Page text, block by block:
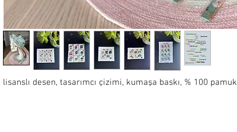
lisanslı desen, tasarımcı çizimi, kumaşa baskı, % 100 pamuk